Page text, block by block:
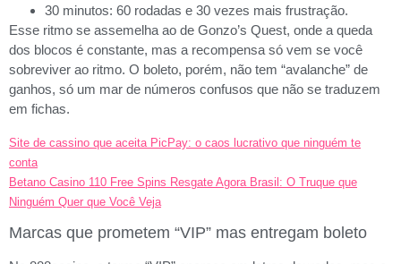
30 minutos: 60 rodadas e 30 vezes mais frustração.
Esse ritmo se assemelha ao de Gonzo’s Quest, onde a queda
dos blocos é constante, mas a recompensa só vem se você
sobreviver ao ritmo. O boleto, porém, não tem “avalanche” de
ganhos, só um mar de números confusos que não se traduzem
em fichas.
Site de cassino que aceita PicPay: o caos lucrativo que ninguém te
conta
Betano Casino 110 Free Spins Resgate Agora Brasil: O Truque que
Ninguém Quer que Você Veja
Marcas que prometem “VIP” mas entregam boleto